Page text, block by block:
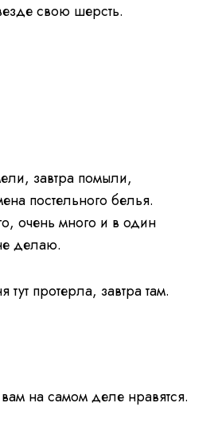
свою шерсть.
завтра помыли,
постельного белья.
очень много и в один
делаю.
протерла, завтра там.
на самом деле нравятся.